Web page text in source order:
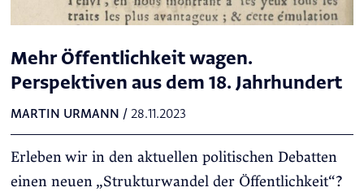
Mehr Öffentlichkeit wagen.
Perspektiven aus dem 18. Jahrhundert
MARTIN URMANN / 28.11.2023
Erleben wir in den aktuellen politischen Debatten
einen neuen „Strukturwandel der Öffentlichkeit“?